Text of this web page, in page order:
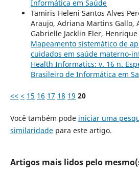
Informática em Saúde
Tamiris Heleni Santos Alves
Araujo, Adriana Martins Gallo,
Gabrielle Jacklin Eler,
Mapeamento sistemático de
cuidados em saúde materno-
Health Informatics: v. 16 n.
Brasileiro de Informática em
<< < 15 16 17 18 19 20
Você também pode iniciar uma
similaridadepara este artigo.
Artigos mais lidos pelo